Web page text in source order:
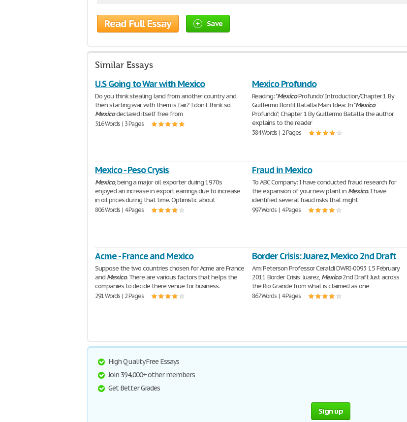
Read Full Essay Save
Similar Essays
U.S Going to War with Mexico
Do you think stealing land from another country and
then starting war with them is fair? I don't think so.
Mexicodeclared itself free from
516 Words | 3 Pages
Mexico Profundo
Reading: "MexicoProfundo" Introduction/Chapter 1 By
Guillermo Bonfil Batalla Main Idea: In "Mexico
Profundo"; Chapter 1 By Guillermo Batalla the author
explains to the reader
384 Words | 2 Pages
Mexico - Peso Crysis
Mexico, being a major oil exporter during 1970s
enjoyed an increase in export earrings due to increase
in oil prices during that time. Optimistic about
806 Words | 4 Pages
Fraud in Mexico
To ABC Company: I have conducted fraud research for
the expansion of your new plant in Mexico. I have
identified several fraud risks that might
997 Words | 4 Pages
Acme - France and Mexico
Suppose the two countries chosen for Acme are France
and Mexico. There are various factors that helps the
companies to decide there venue for business.
291 Words | 2 Pages
Border Crisis: Juarez, Mexico 2nd Draft
Ami Peterson Professor Ceraldi DWRI-0093 15 February
2011 Border Crisis: Juarez, Mexico2nd Draft Just across
the Rio Grande from what is claimed as one
867 Words | 4 Pages
High Quality Free Essays
Join 394,000+ other members
Get Better Grades
Sign up